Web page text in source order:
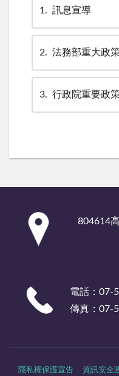
1 訊息宣導
2 法務部重大政策
3 行政院重要政策
804614
電話：07-
傳真：07-
隱私權保護宣告 資訊安全